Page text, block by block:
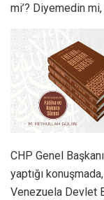
mi’? Diyemedin
CHP Genel
yaptığı
Venezuela Devlet